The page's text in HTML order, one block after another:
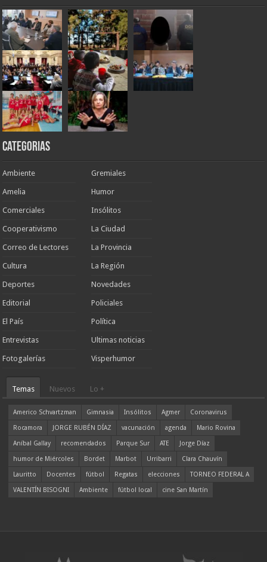
Categorias
Ambiente
Amelia
Comerciales
Cooperativismo
Correo de Lectores
Cultura
Deportes
Editorial
El País
Entrevistas
Fotogalerías
Gremiales
Humor
Insólitos
La Ciudad
La Provincia
La Región
Novedades
Policiales
Política
Ultimas noticias
Visperhumor
Temas Nuevos Lo +
Americo Schvartzman Gimnasia Insólitos Agmer
Coronavirus
Rocamora
JORGE RUBÉN DÍAZ vacunación agenda
Mario Rovina
Aníbal Gallay
recomendados Parque Sur ATE
Jorge Díaz
humor de Miércoles
Bordet Marbot Urribarri
Clara Chauvín
Lauritto
Docentes fútbol Regatas elecciones
TORNEO FEDERAL A
VALENTÍN BISOGNI
Ambiente fútbol local cine San Martín